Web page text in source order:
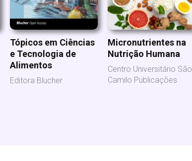
Tópicos em Ciências
e Tecnologia de
Alimentos
Editora Blucher
Micronutrientes na
Nutrição Humana
Centro Universitário São
Camilo Publicações